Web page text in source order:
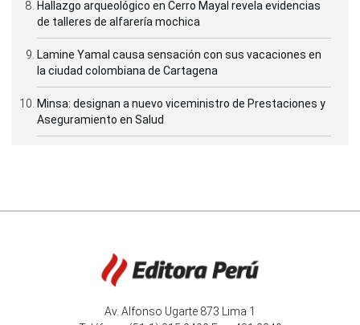
Hallazgo arqueológico en Cerro Mayal revela evidencias
de talleres de alfarería mochica
Lamine Yamal causa sensación con sus vacaciones en
la ciudad colombiana de Cartagena
Minsa: designan a nuevo viceministro de Prestaciones y
Aseguramiento en Salud
Av. Alfonso Ugarte 873 Lima 1